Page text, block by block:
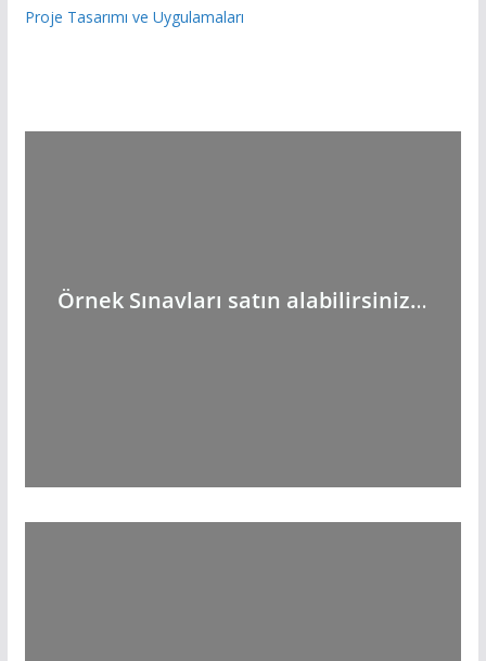
Proje Tasarımı ve Uygulamaları
Örnek Sınavları satın alabilirsiniz...